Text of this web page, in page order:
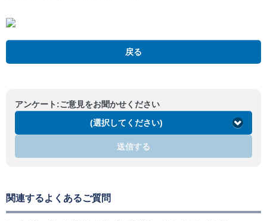
戻る
アンケート:ご意見をお聞かせください
(選択してください)
送信する
関連するよくあるご質問